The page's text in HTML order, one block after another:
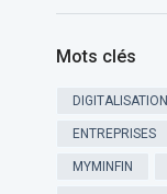
Mots clés
DIGITALISATION
ENTREPRISES
MYMINFIN